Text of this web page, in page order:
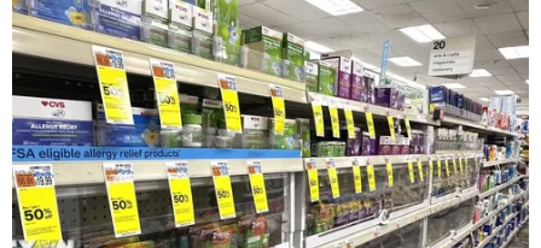
Các hội, đoàn người Việt Nam tại Lào
viếng đồng chí Xaysomphone
Phomvihane
10/08/2026 13:55